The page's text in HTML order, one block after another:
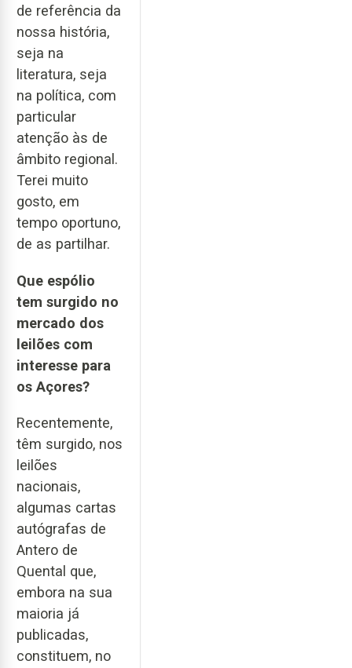
de referência da
nossa história,
seja na
literatura, seja
na política, com
particular
atenção às de
âmbito regional.
Terei muito
gosto, em
tempo oportuno,
de as partilhar.
Que espólio
tem surgido no
mercado dos
leilões com
interesse para
os Açores?
Recentemente,
têm surgido, nos
leilões
nacionais,
algumas cartas
autógrafas de
Antero de
Quental que,
embora na sua
maioria já
publicadas,
constituem, no